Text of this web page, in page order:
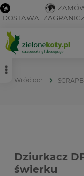
DOSTAWA
Dziurkacz
świerku